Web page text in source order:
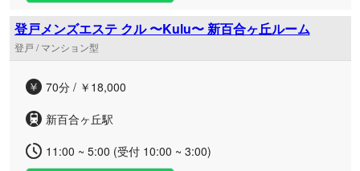
登戸メンズエステ クル 〜Kulu〜 新百合ヶ丘ルーム
登戸 / マンション型
70分 / ￥18,000
新百合ヶ丘駅
11:00 ~ 5:00 (受付 10:00 ~ 3:00)